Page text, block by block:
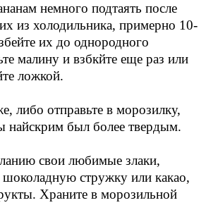
немного подтаять после
из холодильника, примерно 10-
их до однородного
малину и взбкйте еще раз или
ложкой.
либо отправьте в морозилку,
найскрим был более твердым.
свои любимые злаки,
стружку или какао,
Храните в морозильной